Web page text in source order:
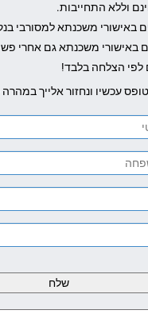
וללא התחייבות.
באישורי משכנתא למסורבי
באישורי משכנתא גם אחרי
לפי הצלחה בלבד!
עכשיו ונחזור אלייך